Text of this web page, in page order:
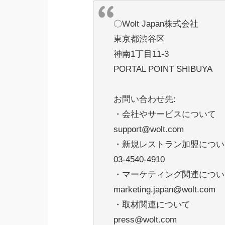
〇Wolt Japan株式会社
東京都渋谷区
神南1丁目11-3
PORTAL POINT SHIBUYA
お問い合わせ先:
・会社やサービスについて
support@wolt.com
・新規レストラン加盟につ
03-4540-4910
・マーケティング関連につ
marketing.japan@wolt.com
・取材関連について
press@wolt.com